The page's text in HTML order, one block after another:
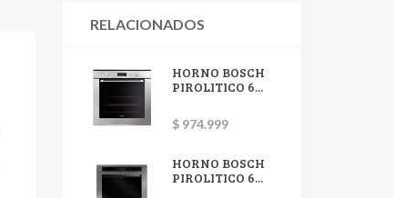
RELACIONADOS
HORNO BOSCH
PIROLITICO 6...
$ 974.999
HORNO BOSCH
PIROLITICO 6...